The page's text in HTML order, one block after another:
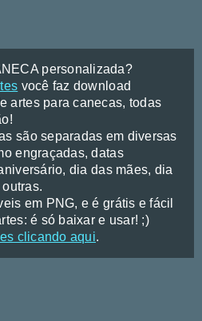
personalizada?
você faz download
artes para canecas, todas
são separadas em diversas
engraçadas, datas
dia das mães, dia
em PNG, e é grátis e fácil
é só baixar e usar! ;)
clicando aqui.